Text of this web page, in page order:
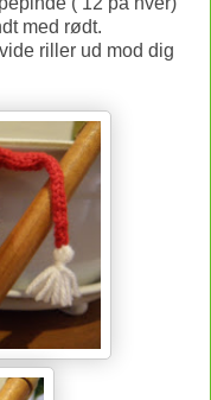
med rødt.
riller ud mod dig